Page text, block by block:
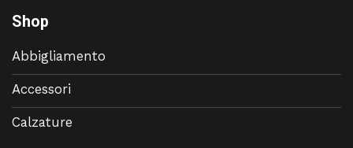
Shop
Abbigliamento
Accessori
Calzature